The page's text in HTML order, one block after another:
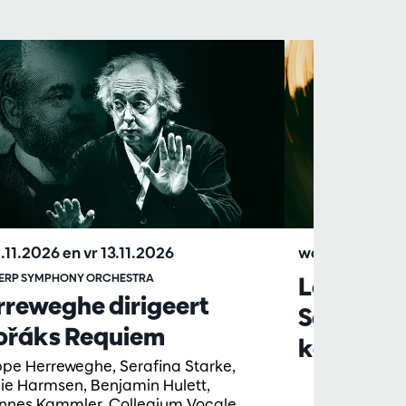
dirigeert
Requiem
Herreweghe, Serafina Starke,
Harmsen, Benjamin Hulett,
SYMPHONY ORCHESTRA
envr 13.11.2026
Lezing
Schoors:
wo 28.10.2026